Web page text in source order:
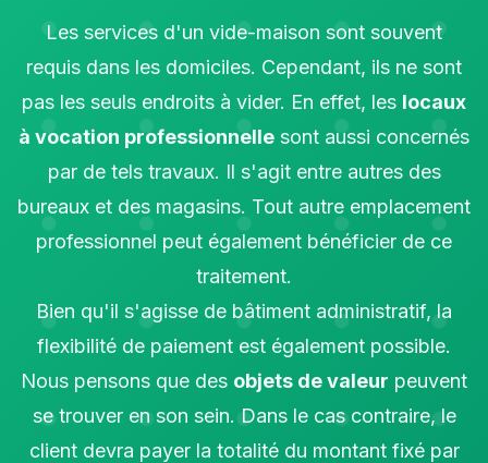
Les services d'un vide-maison sont souvent
requis dans les domiciles. Cependant, ils ne sont
pas les seuls endroits à vider. En effet, les locaux
à vocation professionnelle sont aussi concernés
par de tels travaux. Il s'agit entre autres des
bureaux et des magasins. Tout autre emplacement
professionnel peut également bénéficier de ce
traitement.
Bien qu'il s'agisse de bâtiment administratif, la
flexibilité de paiement est également possible.
Nous pensons que des objets de valeur peuvent
se trouver en son sein. Dans le cas contraire, le
client devra payer la totalité du montant fixé par